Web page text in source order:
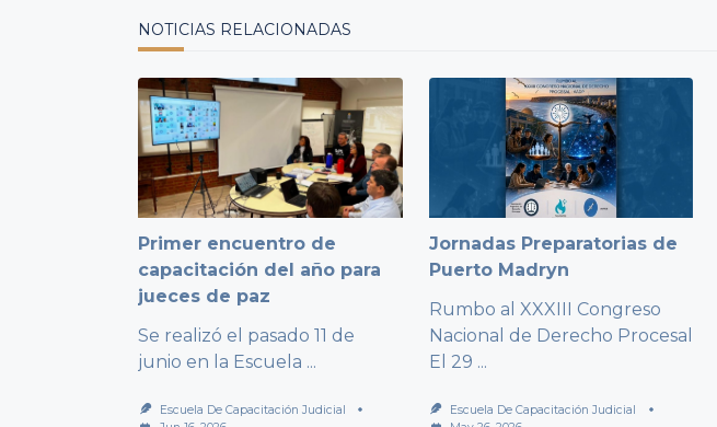
NOTICIAS RELACIONADAS
Primer encuentro de
capacitación del año para
jueces de paz
Se realizó el pasado 11 de
junio en la Escuela ...
Escuela De Capacitación Judicial
Jornadas Preparatorias de
Puerto Madryn
Rumbo al XXXIII Congreso
Nacional de Derecho Procesal
El 29 ...
Escuela De Capacitación Judicial